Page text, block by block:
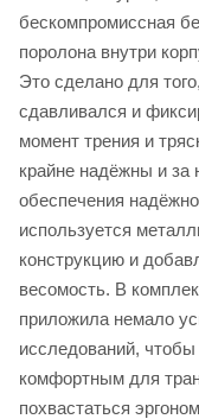
бескомпромиссная
поролона внутри
Это сделано для
сдавливался и
момент трения и
крайне надёжны и за
обеспечения
используется
конструкцию и
весомость. В
приложила немало
исследований,
комфортным для
похвастаться